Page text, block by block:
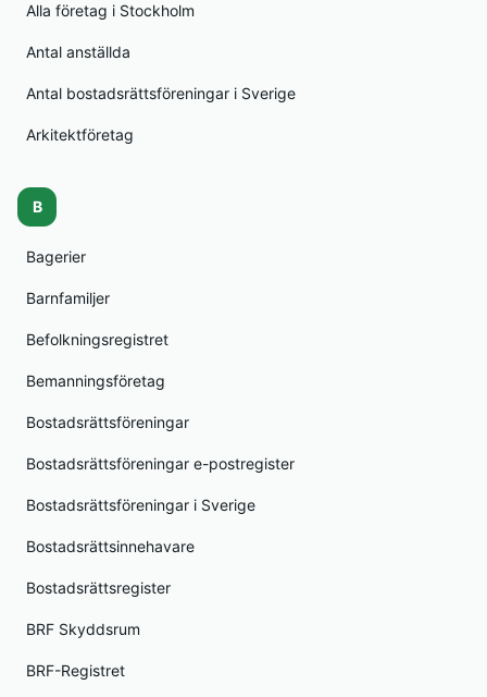
Alla företag i Stockholm
Antal anställda
Antal bostadsrättsföreningar i Sverige
Arkitektföretag
B
Bagerier
Barnfamiljer
Befolkningsregistret
Bemanningsföretag
Bostadsrättsföreningar
Bostadsrättsföreningar e-postregister
Bostadsrättsföreningar i Sverige
Bostadsrättsinnehavare
Bostadsrättsregister
BRF Skyddsrum
BRF-Registret